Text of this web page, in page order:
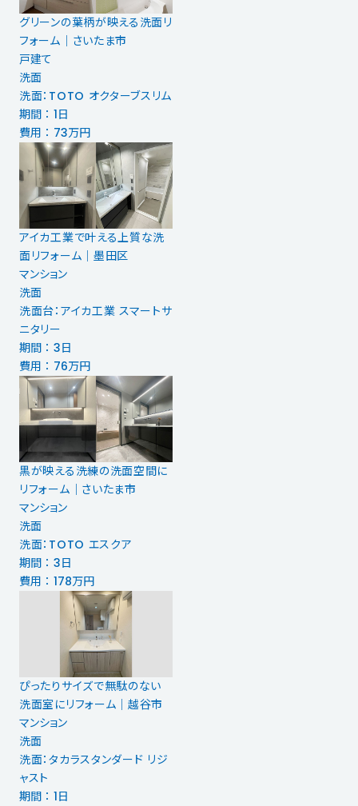
グリーンの葉柄が映える洗面リ
フォーム｜さいたま市
戸建て
洗面
洗面：TOTO オクターブスリム
期間 ： 1日
費用 ： 73万円
アイカ工業で叶える上質な洗
面リフォーム｜墨田区
マンション
洗面
洗面台：アイカ工業 スマートサ
ニタリー
期間 ： 3日
費用 ： 76万円
黒が映える洗練の洗面空間に
リフォーム｜さいたま市
マンション
洗面
洗面：TOTO エスクア
期間 ： 3日
費用 ： 178万円
ぴったりサイズで無駄のない
洗面室にリフォーム｜越谷市
マンション
洗面
洗面：タカラスタンダード リジ
ャスト
期間 ： 1日